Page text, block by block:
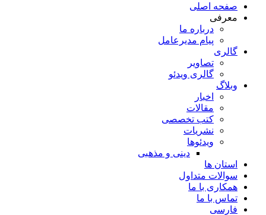
صفحه اصلی
معرفی
درباره ما
پیام مدیرعامل
گالری
تصاویر
گالری ویدئو
وبلاگ
اخبار
مقالات
کتب تخصصی
نشریات
ویدئوها
دینی و مذهبی
استان ها
سوالات متداول
همکاری با ما
تماس با ما
فارسی